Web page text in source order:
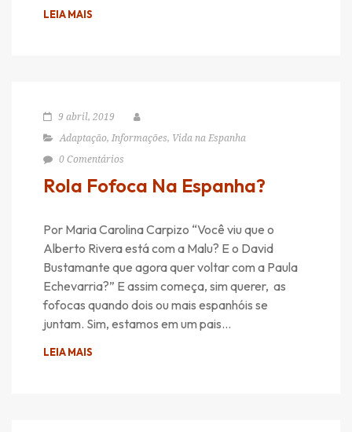
LEIA MAIS
9 abril, 2019
Adaptação, Informações, Vida na Espanha
0 Comentários
Rola Fofoca Na Espanha?
Por Maria Carolina Carpizo “Você viu que o
Alberto Rivera está com a Malu? E o David
Bustamante que agora quer voltar com a Paula
Echevarria?” E assim começa, sim querer, as
fofocas quando dois ou mais espanhóis se
juntam. Sim, estamos em um pais…
LEIA MAIS